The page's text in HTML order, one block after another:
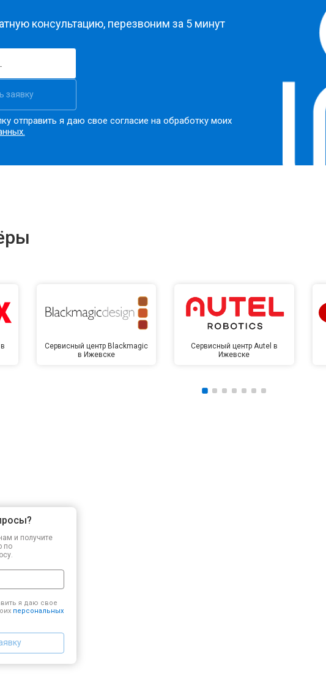
консультацию, перезвоним за 5 минут
заявку
отправить я даю свое согласие на обработку моих
Сервисный центр Blackmagic
в Ижевске
Сервисный центр Autel в
Ижевске
и получите
по
я даю свое
персональных